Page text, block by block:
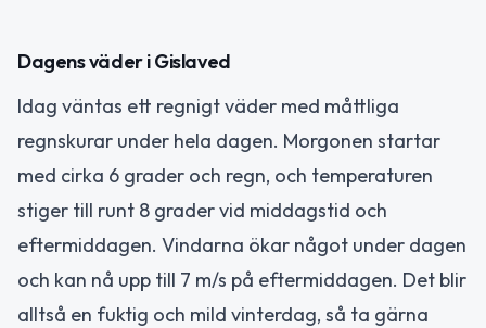
Dagens väder i Gislaved
Idag väntas ett regnigt väder med måttliga
regnskurar under hela dagen. Morgonen startar
med cirka 6 grader och regn, och temperaturen
stiger till runt 8 grader vid middagstid och
eftermiddagen. Vindarna ökar något under dagen
och kan nå upp till 7 m/s på eftermiddagen. Det blir
alltså en fuktig och mild vinterdag, så ta gärna